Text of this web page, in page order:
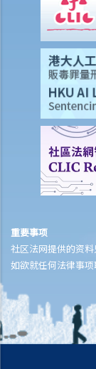
12. 作为遗嘱执行
构)，我可以做什么
遗产管理
1. 偿还债务和支付
2. 哪些财产构成资
3. 遗产代理人处理
4. 分发资产
5. 提供账目的责任
6. 不浪费资产的责
7. 对第三方的责任
9. 常见问题
1. 如果遗产包含业
3. 在世配偶能否取
4. 受益人能否拒绝
5. 分发遗产有时限
重要事项
社区法网提供的资
如欲就任何法律事